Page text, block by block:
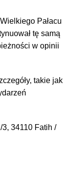
Pałacu
tę samą
w opinii
takie jak
34110 Fatih /